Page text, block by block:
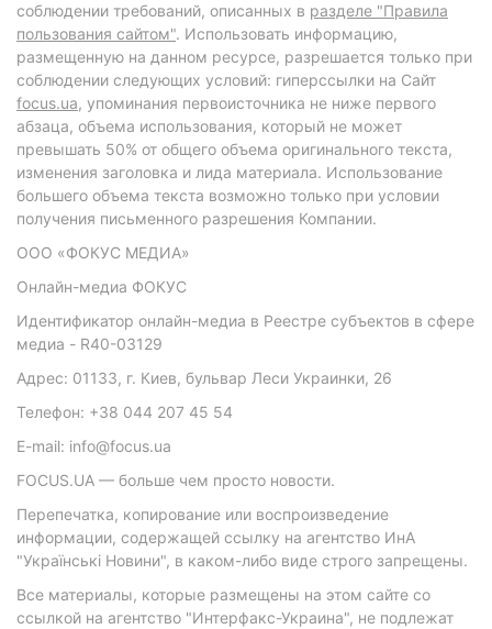
соблюдении требований, описанных в разделе "Правила
пользования сайтом". Использовать информацию,
размещенную на данном ресурсе, разрешается только при
соблюдении следующих условий: гиперссылки на Сайт
focus.ua, упоминания первоисточника не ниже первого
абзаца, объема использования, который не может
превышать 50% от общего объема оригинального текста,
изменения заголовка и лида материала. Использование
большего объема текста возможно только при условии
получения письменного разрешения Компании.
ООО «ФОКУС МЕДИА»
Онлайн-медиа ФОКУС
Идентификатор онлайн-медиа в Реестре субъектов в сфере
медиа - R40-03129
Адрес: 01133, г. Киев, бульвар Леси Украинки, 26
Телефон: +38 044 207 45 54
E-mail: info@focus.ua
FOCUS.UA — больше чем просто новости.
Перепечатка, копирование или воспроизведение
информации, содержащей ссылку на агентство ИнА
"Українські Новини", в каком-либо виде строго запрещены.
Все материалы, которые размещены на этом сайте со
ссылкой на агентство "Интерфакс-Украина", не подлежат